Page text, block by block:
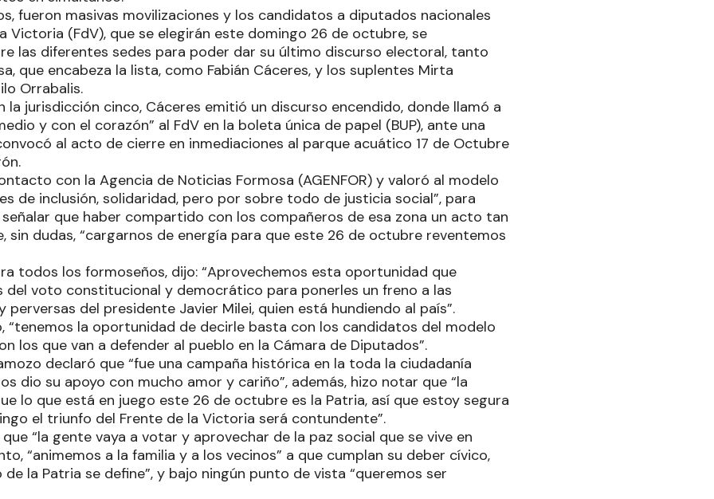
fueron masivas movilizaciones y los candidatos a diputados nacionales
Victoria (FdV), que se elegirán este domingo 26 de octubre, se
las diferentes sedes para poder dar su último discurso electoral, tanto
que encabeza la lista, como Fabián Cáceres, y los suplentes Mirta
Orrabalis.
la jurisdicción cinco, Cáceres emitió un discurso encendido, donde llamó a
y con el corazón” al FdV en la boleta única de papel (BUP), ante una
al acto de cierre en inmediaciones al parque acuático 17 de Octubre
con la Agencia de Noticias Formosa (AGENFOR) y valoró al modelo
de inclusión, solidaridad, pero por sobre todo de justicia social”, para
que haber compartido con los compañeros de esa zona un acto tan
sin dudas, “cargarnos de energía para que este 26 de octubre reventemos
todos los formoseños, dijo: “Aprovechemos esta oportunidad que
del voto constitucional y democrático para ponerles un freno a las
perversas del presidente Javier Milei, quien está hundiendo al país”.
“tenemos la oportunidad de decirle basta con los candidatos del modelo
los que van a defender al pueblo en la Cámara de Diputados”.
declaró que “fue una campaña histórica en la toda la ciudadanía
dio su apoyo con mucho amor y cariño”, además, hizo notar que “la
lo que está en juego este 26 de octubre es la Patria, así que estoy segura
el triunfo del Frente de la Victoria será contundente”.
“la gente vaya a votar y aprovechar de la paz social que se vive en
“animemos a la familia y a los vecinos” a que cumplan su deber cívico,
la Patria se define”, y bajo ningún punto de vista “queremos ser